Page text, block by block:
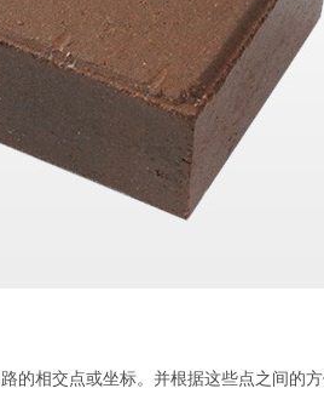
相交点或坐标。并根据这些点之间的方